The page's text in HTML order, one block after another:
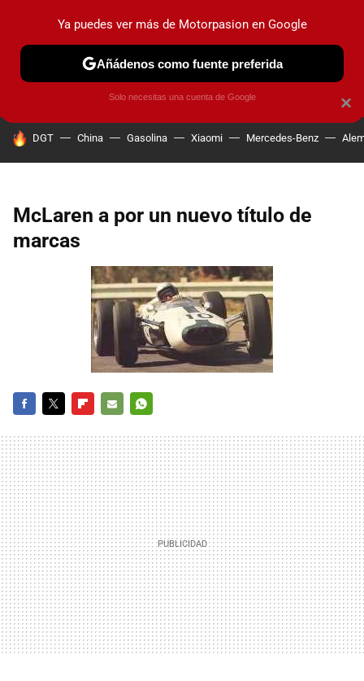
PRUEBAS COCHES ELÉCTRICOS OBSERVATORIO
HOY SE HABLA DE
DGT China Gasolina Xiaomi Mercedes-Benz
McLaren a por un nuevo título de
marcas
MAIL
×
Ya puedes ver más de Motorpasion en Google
Añádenos como fuente preferida
Solo necesitas una cuenta de Google